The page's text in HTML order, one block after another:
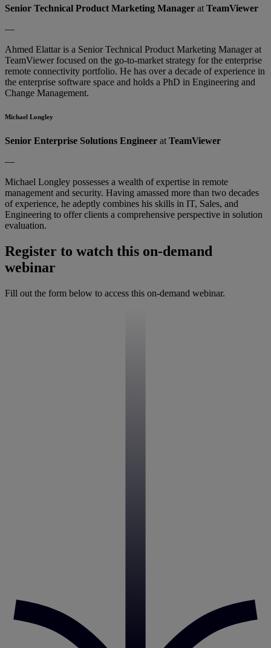
Senior Technical Product Marketing Manager at TeamViewer
—
Ahmed Elattar is a Senior Technical Product Marketing Manager at
TeamViewer focused on the go-to-market strategy for the enterprise
remote connectivity portfolio. He has over a decade of experience in
the enterprise software space and holds a PhD in Engineering and
Change Management.
Michael Longley
Senior Enterprise Solutions Engineer atTeamViewer
—
Michael Longley possesses a wealth of expertise in remote
management and security. Having amassed more than two decades
of experience, he adeptly combines his skills in IT, Sales, and
Engineering to offer clients a comprehensive perspective in solution
evaluation.
Register to watch this on-demand
webinar
Fill out the form below to access this on-demand webinar.